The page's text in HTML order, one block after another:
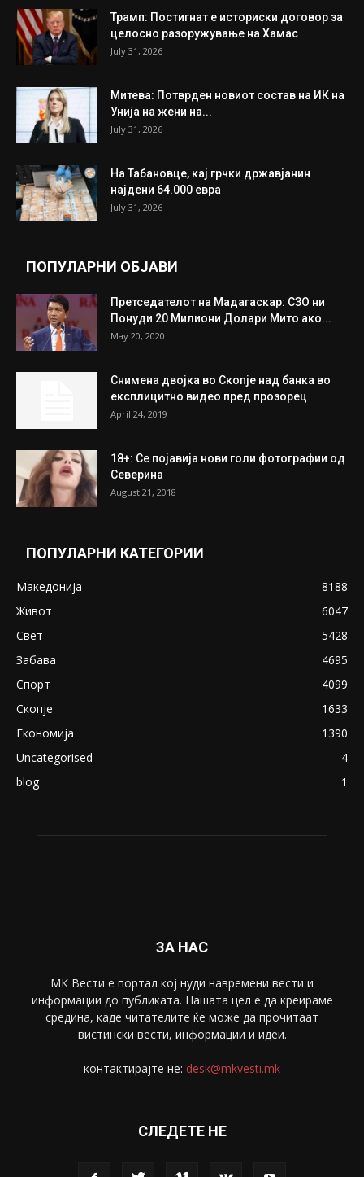
Трамп: Постигнат е историски договор за
целосно разоружување на Хамас
July 31, 2026
Митева: Потврден новиот состав на ИК на
Унија на жени на...
July 31, 2026
На Табановце, кај грчки државјанин
најдени 64.000 евра
July 31, 2026
ПОПУЛАРНИ ОБЈАВИ
Претседателот на Мадагаскар: СЗО ни
Понуди 20 Милиони Долари Мито ако...
May 20, 2020
Снимена двојка во Скопје над банка во
експлицитно видео пред прозорец
April 24, 2019
18+: Се појавија нови голи фотографии од
Северина
August 21, 2018
ПОПУЛАРНИ КАТЕГОРИИ
Македонија
8188
Живот
6047
Свет
5428
Забава
4695
Спорт
4099
Скопје
1633
Економија
1390
Uncategorised
4
blog
1
ЗА НАС
МК Вести е портал коj нуди навремени вести и
информации до публиката. Нашата цел е да креираме
средина, каде читателите ќе може да прочитаат
вистински вести, информации и идеи.
контактирајте не: desk@mkvesti.mk
СЛЕДЕТЕ НЕ